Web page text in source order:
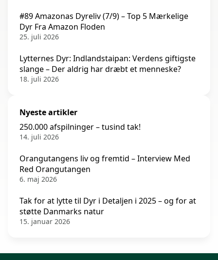
#89 Amazonas Dyreliv (7/9) – Top 5 Mærkelige
Dyr Fra Amazon Floden
25. juli 2026
Lytternes Dyr: Indlandstaipan: Verdens giftigste
slange – Der aldrig har dræbt et menneske?
18. juli 2026
Nyeste artikler
250.000 afspilninger – tusind tak!
14. juli 2026
Orangutangens liv og fremtid – Interview Med
Red Orangutangen
6. maj 2026
Tak for at lytte til Dyr i Detaljen i 2025 – og for at
støtte Danmarks natur
15. januar 2026